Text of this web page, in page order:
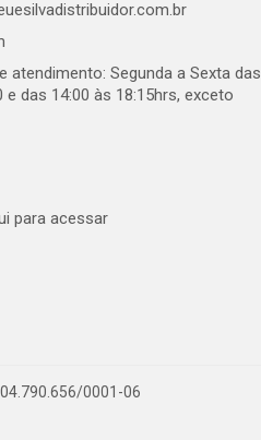
atendimento: Segunda a Sexta das
e das 14:00 às 18:15hrs, exceto
para acessar
0001-06